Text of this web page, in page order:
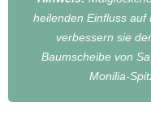
heilenden Einfluss
verbessern sie
Baumscheibe von
Monilia-